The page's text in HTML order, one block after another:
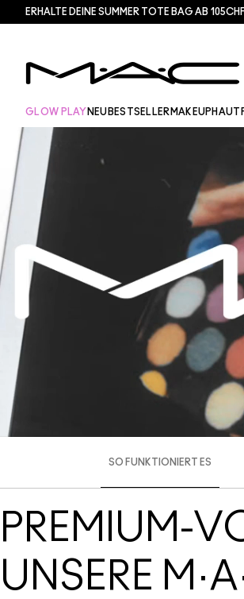
ERHALTE DEINE SUMMER TOTE BAG AB
GLOW PLAY NEU BESTSELLER MAKEUP
SO FUNKTIONIERT ES
PREMIUM-
UNSERE